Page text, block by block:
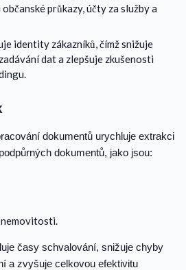
průkazy, účty za služby a
identity zákazníků, čímž snižuje
dat a zlepšuje zkušenosti
dokumentů urychluje extrakci
dokumentů, jako jsou:
časy schvalování, snižuje chyby
a zvyšuje celkovou efektivitu